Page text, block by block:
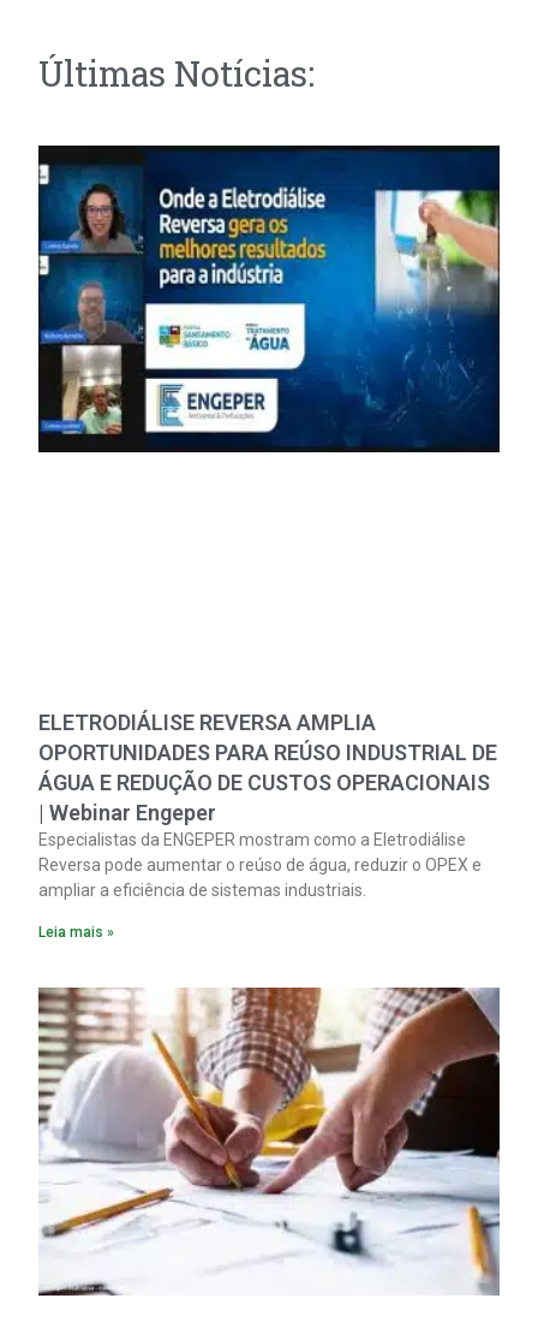
Últimas Notícias:
ELETRODIÁLISE REVERSA AMPLIA
OPORTUNIDADES PARA REÚSO INDUSTRIAL DE
ÁGUA E REDUÇÃO DE CUSTOS OPERACIONAIS
| Webinar Engeper
Especialistas da ENGEPER mostram como a Eletrodiálise
Reversa pode aumentar o reúso de água, reduzir o OPEX e
ampliar a eficiência de sistemas industriais.
Leia mais »